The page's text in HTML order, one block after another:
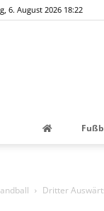
6. August 2026 18:22
Dritter